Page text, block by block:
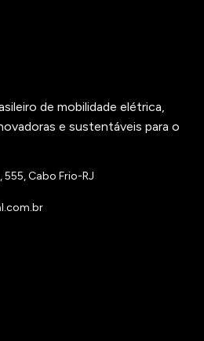
de mobilidade elétrica,
e sustentáveis para o
Cabo Frio-RJ